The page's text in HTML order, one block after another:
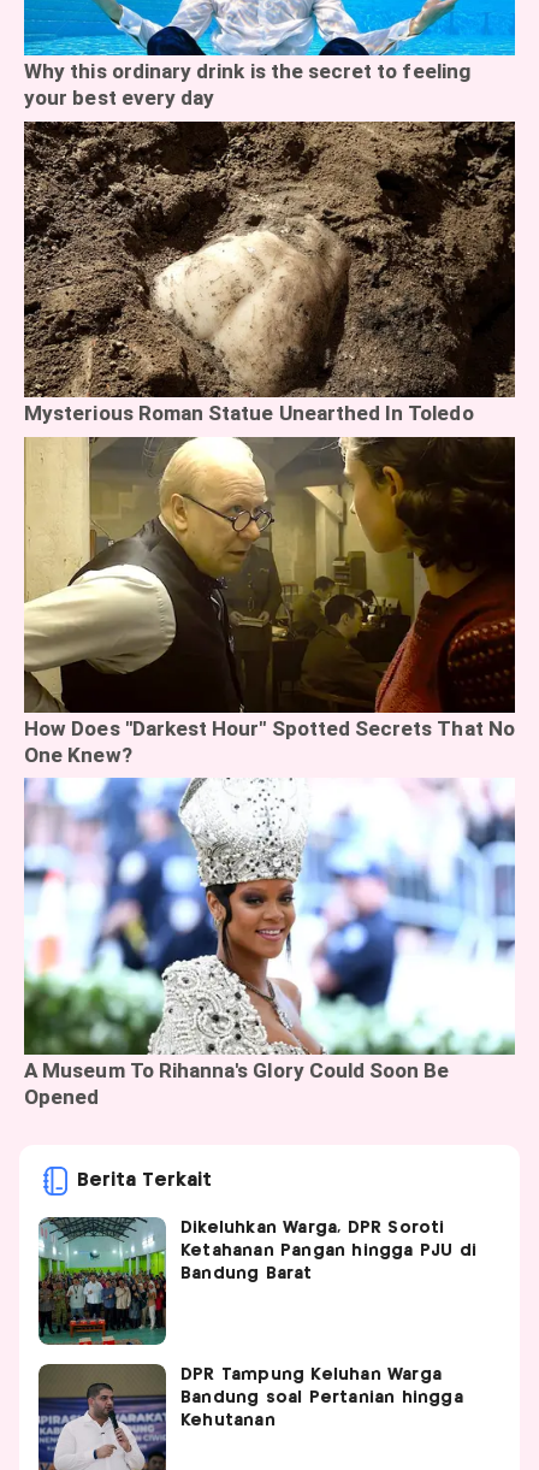
Berita Terkait
Dikeluhkan Warga, DPR Soroti
Ketahanan Pangan hingga PJU di
Bandung Barat
DPR Tampung Keluhan Warga
Bandung soal Pertanian hingga
Kehutanan